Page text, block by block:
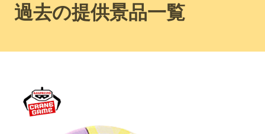
過去の提供景品一覧